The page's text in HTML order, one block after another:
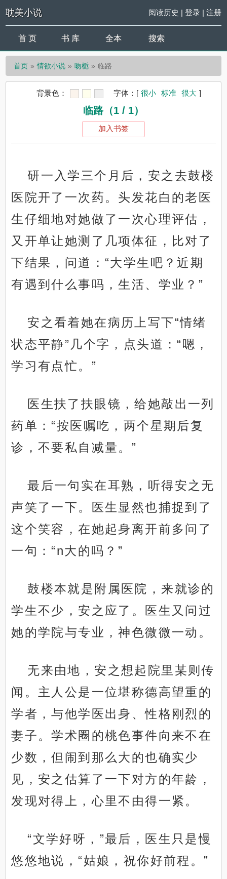
耽美小说 阅读历史 | 登录| 注册
首 页 书 库 全本 搜索
首页 情欲小说 吻栀 临路
背景色： 字体： [ 很小 标准 很大 ]
临路（1 / 1）
加入书签
研一入学三个月后，安之去鼓楼
医院开了一次药。头发花白的老医
生仔细地对她做了一次心理评估，
又开单让她测了几项体征，比对了
下结果，问道：“大学生吧？近期
有遇到什么事吗，生活、学业？”
安之看着她在病历上写下“情绪
状态平静”几个字，点头道：“嗯，
学习有点忙。”
医生扶了扶眼镜，给她敲出一列
药单：“按医嘱吃，两个星期后复
诊，不要私自减量。”
最后一句实在耳熟，听得安之无
声笑了一下。医生显然也捕捉到了
这个笑容，在她起身离开前多问了
一句：“n大的吗？”
鼓楼本就是附属医院，来就诊的
学生不少，安之应了。医生又问过
她的学院与专业，神色微微一动。
无来由地，安之想起院里某则传
闻。主人公是一位堪称德高望重的
学者，与他学医出身、性格刚烈的
妻子。学术圈的桃色事件向来不在
少数，但闹到那么大的也确实少
见，安之估算了一下对方的年龄，
发现对得上，心里不由得一紧。
“文学好呀，”最后，医生只是慢
悠悠地说，“姑娘，祝你好前程。”